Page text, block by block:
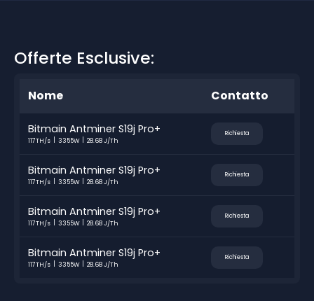
Offerte Esclusive:
Nome Contatto
Bitmain Antminer S19j Pro+
117TH/s 3355W 28.68 J/Th
Richiesta
Bitmain Antminer S19j Pro+
117TH/s 3355W 28.68 J/Th
Richiesta
Bitmain Antminer S19j Pro+
117TH/s 3355W 28.68 J/Th
Richiesta
Bitmain Antminer S19j Pro+
117TH/s 3355W 28.68 J/Th
Richiesta